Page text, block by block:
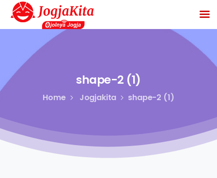
shape-2 (1)
Home Jogjakita shape-2 (1)